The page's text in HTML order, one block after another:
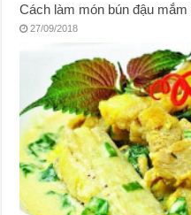
Cách làm món bún đậu
27/09/2018